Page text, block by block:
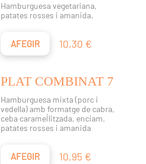
Hamburguesa vegetariana,
patates rosses i amanida.
AFEGIR Preu
10,30 €
PLAT COMBINAT 7
Hamburguesa mixta (porc i
vedella) amb formatge de cabra,
ceba caramel·litzada, enciam,
patates rosses i amanida
AFEGIR Preu
10,95 €